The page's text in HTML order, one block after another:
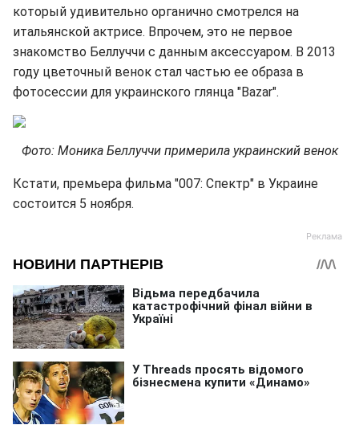
который удивительно органично смотрелся на
итальянской актрисе. Впрочем, это не первое
знакомство Беллуччи с данным аксессуаром. В 2013
году цветочный венок стал частью ее образа в
фотосессии для украинского глянца "Bazar".
Фото: Моника Беллуччи примерила украинский венок
Кстати, премьера фильма "007: Спектр" в Украине
состоится 5 ноября.